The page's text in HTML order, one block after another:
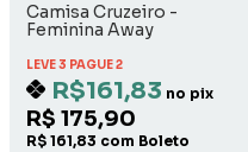
Camisa Cruzeiro -
Feminina Away
LEVE 3 PAGUE 2
R$161,83 no pix
R$ 175,90
R$ 161,83 com Boleto